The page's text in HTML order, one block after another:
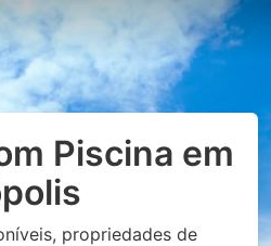
Piscina em
propriedades de